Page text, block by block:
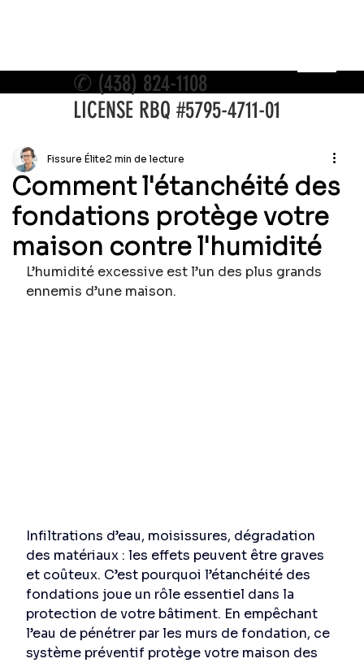
✆ (438) 824-1108
LICENSE RBQ #5795-4711-01
Comment l'étanchéité des
fondations protège votre
maison contre l'humidité
Fissure Élite2 min de lecture
L’humidité excessive est l’un des plus grands
ennemis d’une maison.
Infiltrations d’eau, moisissures, dégradation
des matériaux : les effets peuvent être graves
et coûteux. C’est pourquoi l’étanchéité des
fondations joue un rôle essentiel dans la
protection de votre bâtiment. En empêchant
l’eau de pénétrer par les murs de fondation, ce
système préventif protège votre maison des